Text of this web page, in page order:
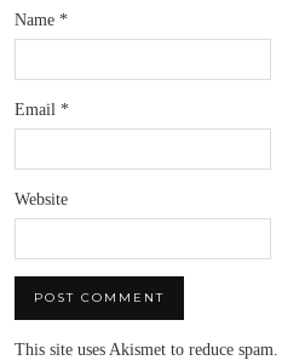
Name *
Email *
Website
This site uses Akismet to reduce spam.